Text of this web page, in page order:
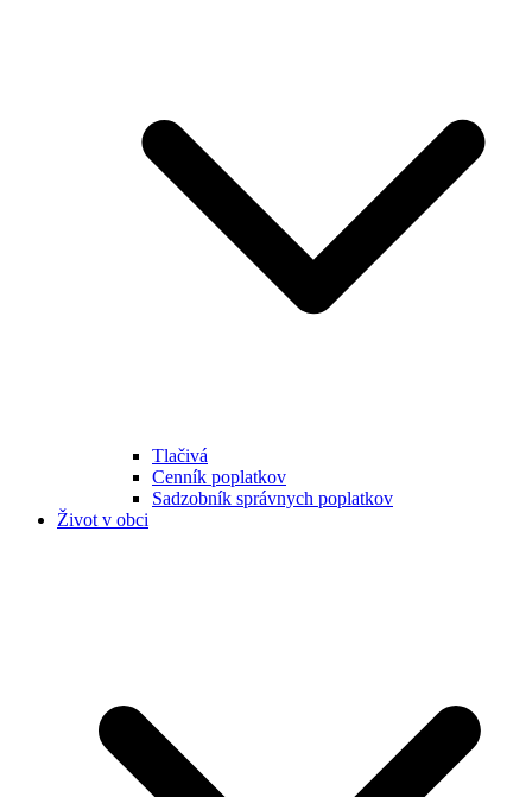
Tlačivá
Cenník poplatkov
Sadzobník správnych poplatkov
Život v obci